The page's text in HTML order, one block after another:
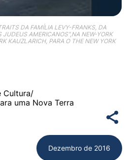
DA FAMÍLIA LEVY-FRANKS, DA
JUDEUS AMERICANOS",NA NEW-YORK
KAUZLARICH, PARA O THE NEW YORK
Cultura/
uma Nova Terra
Dezembro de 2016